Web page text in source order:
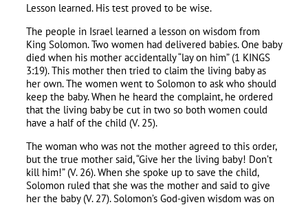
Lesson learned. His test proved to be wise.
The people in Israel learned a lesson on wisdom from
King Solomon. Two women had delivered babies. One baby
died when his mother accidentally “lay on him” (1 KINGS
3:19). This mother then tried to claim the living baby as
her own. The women went to Solomon to ask who should
keep the baby. When he heard the complaint, he ordered
that the living baby be cut in two so both women could
have a half of the child (V. 25).
The woman who was not the mother agreed to this order,
but the true mother said, “Give her the living baby! Don’t
kill him!” (V. 26). When she spoke up to save the child,
Solomon ruled that she was the mother and said to give
her the baby (V. 27). Solomon’s God-given wisdom was on